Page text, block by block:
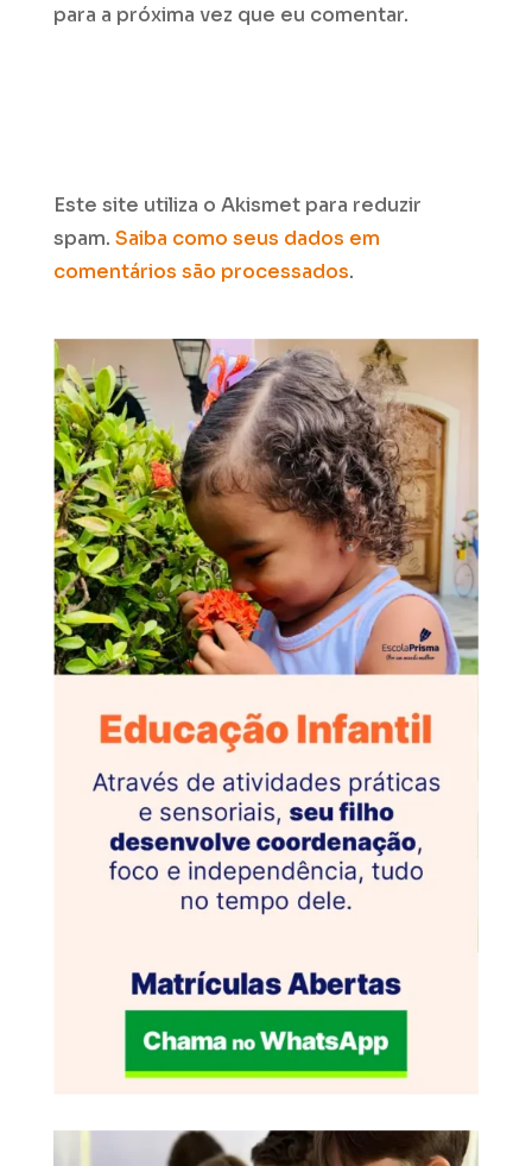
para a próxima vez que eu comentar.
Este site utiliza o Akismet para reduzir
spam. Saiba como seus dados em
comentários são processados.